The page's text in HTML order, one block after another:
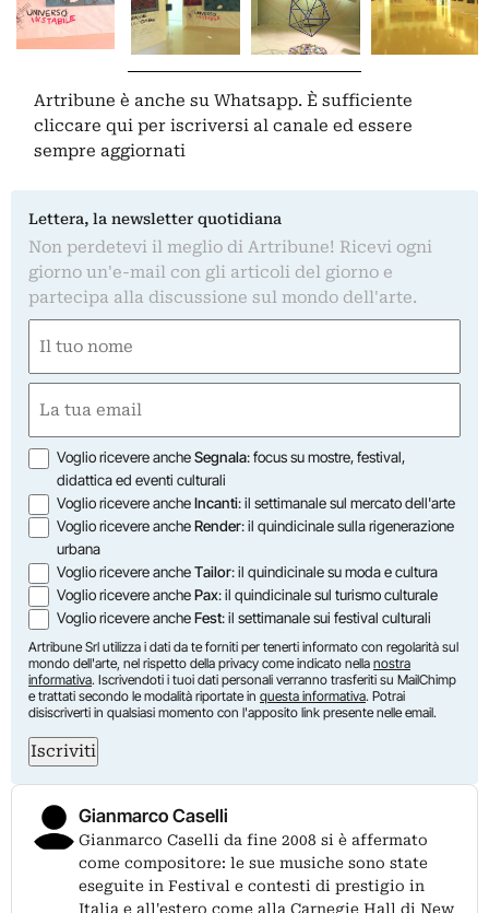
Artribune è anche su Whatsapp. È sufficiente
cliccare qui per iscriversi al canale ed essere
sempre aggiornati
Lettera, la newsletter quotidiana
Non perdetevi il meglio di Artribune! Ricevi ogni
giorno un'e-mail con gli articoli del giorno e
partecipa alla discussione sul mondo dell'arte.
(Required)
First
(Required)
Opzioni
Voglio ricevere ancheSegnala: focus su mostre, festival,
didattica ed eventi culturali
Voglio ricevere ancheIncanti: il settimanale sul mercato dell'arte
Voglio ricevere ancheRender: il quindicinale sulla rigenerazione
urbana
Voglio ricevere ancheTailor: il quindicinale su moda e cultura
Voglio ricevere anchePax: il quindicinale sul turismo culturale
Voglio ricevere ancheFest: il settimanale sui festival culturali
Artribune Srl utilizza i dati da te forniti per tenerti informato con regolarità sul
mondo dell'arte, nel rispetto della privacy come indicato nella nostra
informativa. Iscrivendoti i tuoi dati personali verranno trasferiti su MailChimp
e trattati secondo le modalità riportate in questa informativa. Potrai
disiscriverti in qualsiasi momento con l'apposito link presente nelle email.
Iscriviti
Gianmarco Caselli
Gianmarco Caselli da fine 2008 si è affermato
come compositore: le sue musiche sono state
eseguite in Festival e contesti di prestigio in
Italia e all'estero come alla Carnegie Hall di New